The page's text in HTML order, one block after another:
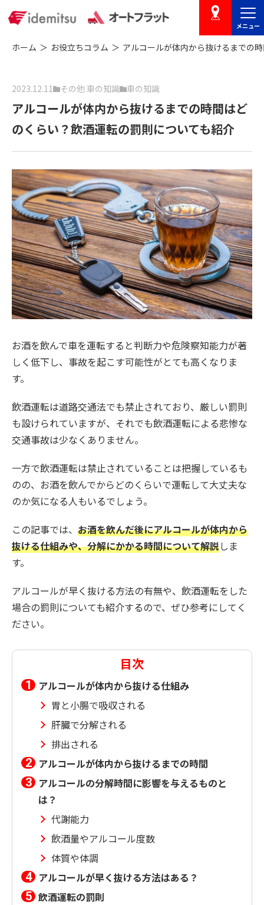
店舗を探す
メニュー
ホーム お役立ちコラム アルコールが体内から抜けるまでの
2023.12.11 その他 車の知識 車の知識
アルコールが体内から抜けるまでの時間はど
のくらい？飲酒運転の罰則についても紹介
お酒を飲んで車を運転すると判断力や危険察知能力が著
しく低下し、事故を起こす可能性がとても高くなりま
す。
飲酒運転は道路交通法でも禁止されており、厳しい罰則
も設けられていますが、それでも飲酒運転による悲惨な
交通事故は少なくありません。
一方で飲酒運転は禁止されていることは把握しているも
のの、お酒を飲んでからどのくらいで運転して大丈夫な
のか気になる人もいるでしょう。
この記事では、 お酒を飲んだ後にアルコールが体内から
抜ける仕組みや、分解にかかる時間について解説しま
す。
アルコールが早く抜ける方法の有無や、飲酒運転をした
場合の罰則についても紹介するので、ぜひ参考にしてく
ださい。
目次
アルコールが体内から抜ける仕組み
胃と小腸で吸収される
肝臓で分解される
排出される
アルコールが体内から抜けるまでの時間
アルコールの分解時間に影響を与えるものと
は？
代謝能力
飲酒量やアルコール度数
体質や体調
アルコールが早く抜ける方法はある？
飲酒運転の罰則